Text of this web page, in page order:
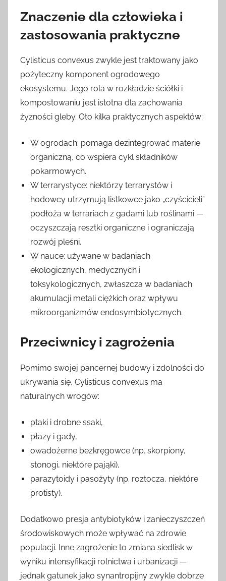
Znaczenie dla człowieka i
zastosowania praktyczne
Cylisticus convexus zwykle jest traktowany jako
pożyteczny komponent ogrodowego
ekosystemu. Jego rola w rozkładzie ściółki i
kompostowaniu jest istotna dla zachowania
żyzności gleby. Oto kilka praktycznych aspektów:
W ogrodach: pomaga dezintegrować materię
organiczną, co wspiera cykl składników
pokarmowych.
W terrarystyce: niektórzy terrarystów i
hodowcy utrzymują listkowce jako „czyścicieli”
podłoża w terrariach z gadami lub roślinami —
oczyszczają resztki organiczne i ograniczają
rozwój pleśni.
W nauce: używane w badaniach
ekologicznych, medycznych i
toksykologicznych, zwłaszcza w badaniach
akumulacji metali ciężkich oraz wpływu
mikroorganizmów endosymbiotycznych.
Przeciwnicy i zagrożenia
Pomimo swojej pancernej budowy i zdolności do
ukrywania się, Cylisticus convexus ma
naturalnych wrogów:
ptaki i drobne ssaki,
płazy i gady,
owadożerne bezkręgowce (np. skorpiony,
stonogi, niektóre pająki),
parazytoidy i pasożyty (np. roztocza, niektóre
protisty).
Dodatkowo presja antybiotyków i zanieczyszczeń
środowiskowych może wpływać na zdrowie
populacji. Inne zagrożenie to zmiana siedlisk w
wyniku intensyfikacji rolnictwa i urbanizacji —
jednak gatunek jako synantropijny zwykle dobrze